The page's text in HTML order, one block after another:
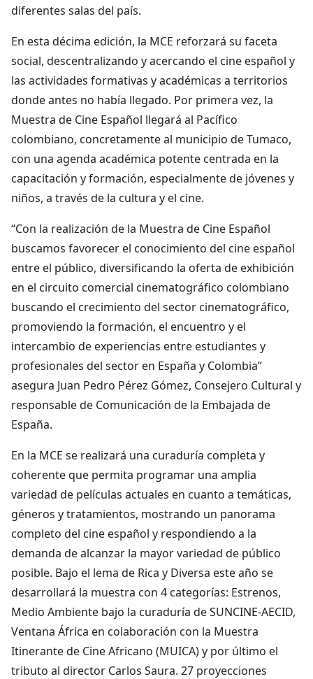
diferentes salas del país.
En esta décima edición, la MCE reforzará su faceta
social, descentralizando y acercando el cine español y
las actividades formativas y académicas a territorios
donde antes no había llegado. Por primera vez, la
Muestra de Cine Español llegará al Pacífico
colombiano, concretamente al municipio de Tumaco,
con una agenda académica potente centrada en la
capacitación y formación, especialmente de jóvenes y
niños, a través de la cultura y el cine.
“Con la realización de la Muestra de Cine Español
buscamos favorecer el conocimiento del cine español
entre el público, diversificando la oferta de exhibición
en el circuito comercial cinematográfico colombiano
buscando el crecimiento del sector cinematográfico,
promoviendo la formación, el encuentro y el
intercambio de experiencias entre estudiantes y
profesionales del sector en España y Colombia”
asegura Juan Pedro Pérez Gómez, Consejero Cultural y
responsable de Comunicación de la Embajada de
España.
En la MCE se realizará una curaduría completa y
coherente que permita programar una amplia
variedad de películas actuales en cuanto a temáticas,
géneros y tratamientos, mostrando un panorama
completo del cine español y respondiendo a la
demanda de alcanzar la mayor variedad de público
posible. Bajo el lema de Rica y Diversa este año se
desarrollará la muestra con 4 categorías: Estrenos,
Medio Ambiente bajo la curaduría de SUNCINE-AECID,
Ventana África en colaboración con la Muestra
Itinerante de Cine Africano (MUICA) y por último el
tributo al director Carlos Saura. 27 proyecciones